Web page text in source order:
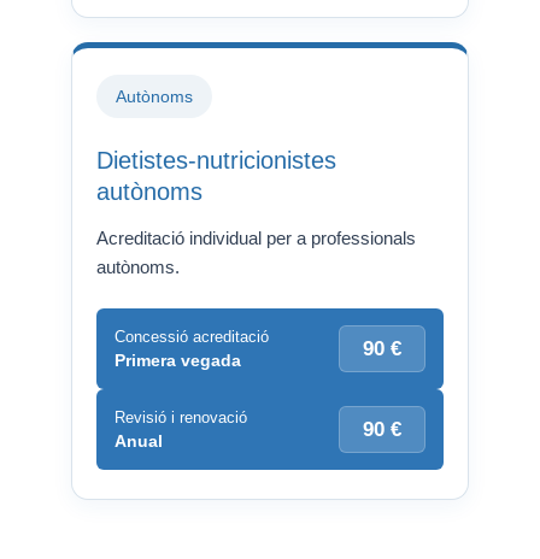
Autònoms
Dietistes-nutricionistes
autònoms
Acreditació individual per a professionals
autònoms.
Concessió acreditació
Primera vegada 90 €
Revisió i renovació
Anual 90 €